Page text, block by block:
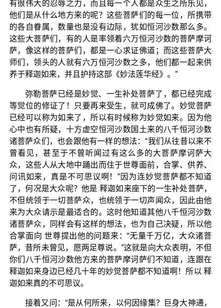
有很伟大的忍辱之力，而且每一个人都是众生之所乐见，
他们是从什么地方来的呢？这些菩萨们的每一位，所携带
的各自眷属，数量也是没有边际，犹如恒河沙数那么多。
这些大菩萨们，有的人是率领着六万恒河沙数的菩萨摩诃
萨，像这样的菩萨们，都是一心求证佛道；而这些菩萨大
师们，领头的人就有六万恒河沙数之多，他们都一起来供
养于释迦如来，并且护持这部《妙法莲华经》。”
弥勒菩萨已经是妙觉、一生补处菩萨了，都已经完成
等觉位的修证了！只要再来受生，就可成佛了。妙觉菩萨
已经可以称为如来了，所以有时候称为妙觉如来。因为他
心中也有所疑，十方虚空恒河沙数国土来的八千恒河沙数
诸菩萨众们，也会跟他有一样的想法：“我们从往昔以来不
曾看见，甚至于不曾听闻过有这么多的大菩萨摩诃萨大
众，这些人从大地中踊出而住于世尊面前，合掌、供养、
问讯如来，真是不可思议啊！”因为连妙觉菩萨都不知道
了，何况是大众呢？他是 释迦如来座下的一生补处菩萨，
不但统领于一切菩萨众，也统领于一切声闻众，因此由他
来为大众请示是最适合的。这时他知道其他八千恒河沙数
诸菩萨众，同样会有这样的想法，也为自己决疑，所以他
合掌面向 世尊提出他的问题来：“无量千万亿，大众诸菩
萨，昔所未曾见，愿两足尊说。”这就是向大众表明，不但
你们八千恒河沙数他方来的菩萨摩诃萨们不知道，连跟在
释迦如来身边已经几十年的妙觉菩萨都不知道啊！所以 释
迦如来真的不可思议。
接着又问：“是从何所来，以何因缘集？巨身大神通，